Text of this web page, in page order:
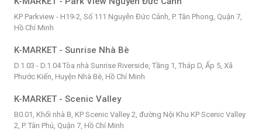
KP Parkview - H19-2, Số 111 Nguyễn Đức Cảnh, P. Tân Phong, Quận 7,
Hồ Chí Minh
K-MARKET - Sunrise Nhà Bè
D.1.03 - D.1.04 Tòa nhà Sunrise Riverside, Tầng 1, Tháp D, Ấp 5, Xã
Phước Kiển, Huyện Nhà Bè, Hồ Chí Minh
K-MARKET - Scenic Valley
B0.01, Khối nhà B, KP Scenic Valley 2, đường Nội Khu KP Scenic Valley
2, P. Tân Phú, Quận 7, Hồ Chí Minh